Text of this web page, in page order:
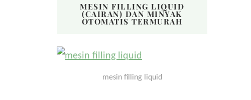
MESIN FILLING LIQUID
(CAIRAN) DAN MINYAK
OTOMATIS TERMURAH
mesin filling liquid